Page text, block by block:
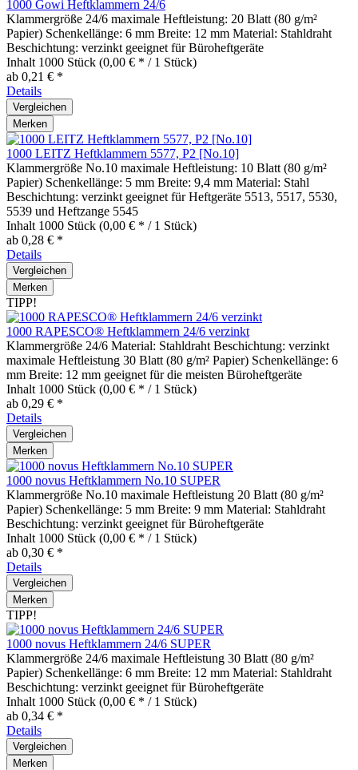
1000 Gowi Heftklammern 24/6
Klammergröße 24/6 maximale Heftleistung: 20 Blatt (80 g/m²
Papier) Schenkellänge: 6 mm Breite: 12 mm Material: Stahldraht
Beschichtung: verzinkt geeignet für Büroheftgeräte
Inhalt 1000 Stück (0,00 € * / 1 Stück)
ab 0,21 € *
Details
Vergleichen
Merken
1000 LEITZ Heftklammern 5577, P2 [No.10]
Klammergröße No.10 maximale Heftleistung: 10 Blatt (80 g/m²
Papier) Schenkellänge: 5 mm Breite: 9,4 mm Material: Stahl
Beschichtung: verzinkt geeignet für Heftgeräte 5513, 5517, 5530,
5539 und Heftzange 5545
Inhalt 1000 Stück (0,00 € * / 1 Stück)
ab 0,28 € *
Details
Vergleichen
Merken
TIPP!
1000 RAPESCO® Heftklammern 24/6 verzinkt
Klammergröße 24/6 Material: Stahldraht Beschichtung: verzinkt
maximale Heftleistung 30 Blatt (80 g/m² Papier) Schenkellänge: 6
mm Breite: 12 mm geeignet für die meisten Büroheftgeräte
Inhalt 1000 Stück (0,00 € * / 1 Stück)
ab 0,29 € *
Details
Vergleichen
Merken
1000 novus Heftklammern No.10 SUPER
Klammergröße No.10 maximale Heftleistung 20 Blatt (80 g/m²
Papier) Schenkellänge: 5 mm Breite: 9 mm Material: Stahldraht
Beschichtung: verzinkt geeignet für Büroheftgeräte
Inhalt 1000 Stück (0,00 € * / 1 Stück)
ab 0,30 € *
Details
Vergleichen
Merken
TIPP!
1000 novus Heftklammern 24/6 SUPER
Klammergröße 24/6 maximale Heftleistung 30 Blatt (80 g/m²
Papier) Schenkellänge: 6 mm Breite: 12 mm Material: Stahldraht
Beschichtung: verzinkt geeignet für Büroheftgeräte
Inhalt 1000 Stück (0,00 € * / 1 Stück)
ab 0,34 € *
Details
Vergleichen
Merken